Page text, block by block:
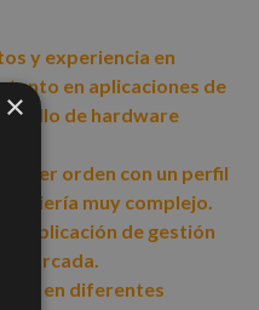
y experiencia en
en aplicaciones de
de hardware
1er orden con un perfil
muy complejo.
aplicación de gestión
en diferentes
×